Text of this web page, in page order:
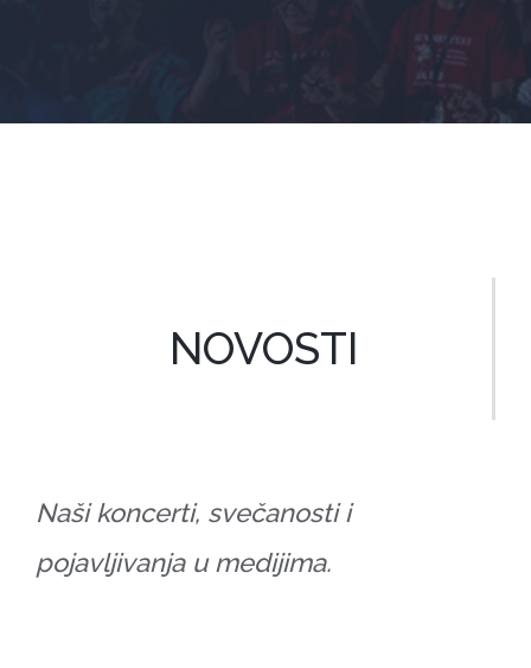
NOVOSTI
Naši koncerti, svečanosti i
pojavljivanja u medijima.